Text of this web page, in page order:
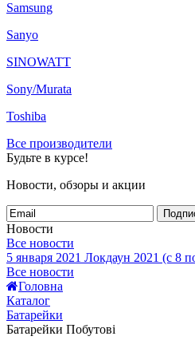
Samsung
Sanyo
SINOWATT
Sony/Murata
Toshiba
Все производители
Будьте в курсе!
Новости, обзоры и акции
Новости
Все новости
5 января 2021 Локдаун 2021 (с 8
Все новости
Головна
Каталог
Батарейки
Батарейки Побутові